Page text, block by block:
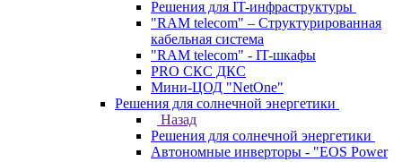
Решения для IT-инфраструктуры
"RAM telecom" – Структурированная
кабельная система
"RAM telecom" - IT-шкафы
PRO СКС ДКС
Мини-ЦОД "NetOne"
Решения для солнечной энергетики
Назад
Решения для солнечной энергетики
Автономные инверторы - "EOS Power